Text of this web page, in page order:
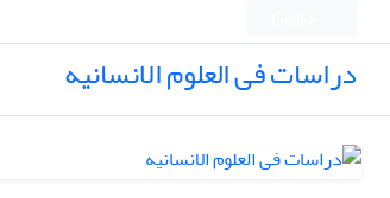
دراسات فی العلوم الانسانیه